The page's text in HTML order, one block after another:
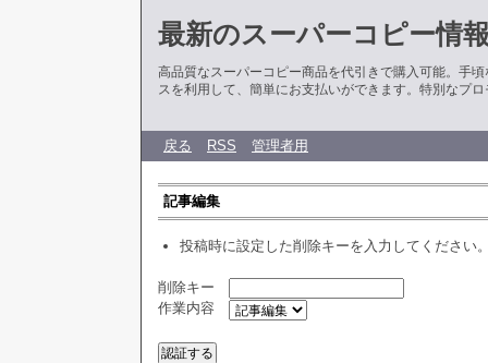
最新のスーパーコピー情
高品質なスーパーコピー商品を代引きで購入可能。手
スを利用して、簡単にお支払いができます。特別なプ
戻る RSS 管理者用
記事編集
投稿時に設定した削除キーを入力してください
削除キー
作業内容